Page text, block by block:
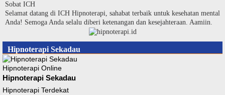
Langsung
ke
konten
Sobat ICH
Selamat datang di ICH Hipnoterapi, sahabat terbaik untuk kesehatan mental
Anda! Semoga Anda selalu diberi ketenangan dan kesejahteraan. Aamiin.
Hipnoterapi Sekadau
Hipnoterapi Online
Hipnoterapi Sekadau
Hipnoterapi Terdekat